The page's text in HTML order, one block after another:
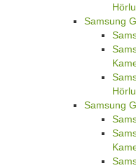
Samsung
Samsung